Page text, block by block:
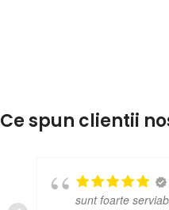
Ce spun clientii
sunt foarte